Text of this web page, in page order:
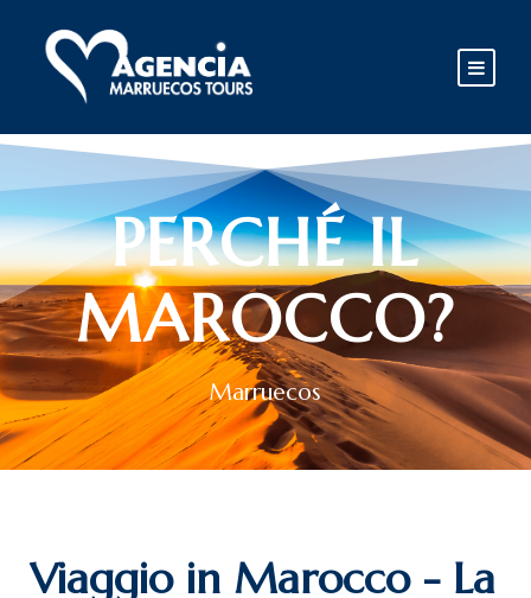
PERCHÉ IL
MAROCCO?
Marruecos
Viaggio in Marocco - La